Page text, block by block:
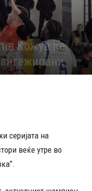
Кожув ќе
серијата на
веќе утре во